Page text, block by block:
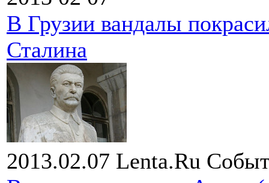
В Грузии вандалы
Сталина
2013.02.07 Lenta.Ru